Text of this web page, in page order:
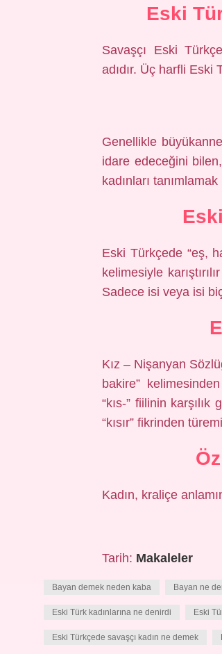
Eski
Savaşçı Eski
adıdır. Üç harfli
Genellikle
idare edeceğini
kadınları
Eski Türkçede “eş,
kelimesiyle
Sadece isi veya isi
Kız – Nişanyan
bakire”
“kıs-” fiilinin karşılık
“kısır” fikrinden
Kadın, kraliçe
Tarih: Makaleler
Bayan demek neden kaba Bayan ne
Eski Türk kadınlarına ne denirdi Eski
Eski Türkçede savaşçı kadın ne demek